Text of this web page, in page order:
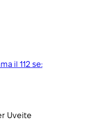
il 112 se:
Uveite